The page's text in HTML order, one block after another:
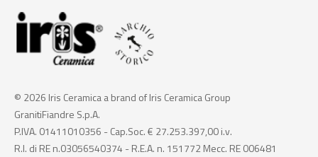
© 2026 Iris Ceramica a brand of Iris Ceramica Group
GranitiFiandre S.p.A.
P.IVA. 01411010356 - Cap.Soc. € 27.253.397,00 i.v.
R.I. di RE n.03056540374 - R.E.A. n. 151772 Mecc. RE 006481